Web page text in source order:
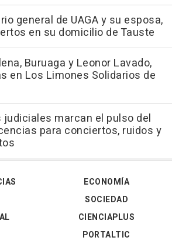
general de UAGA y su esposa,
en su domicilio de Tauste
Buruaga y Leonor Lavado,
en Los Limones Solidarios de
judiciales marcan el pulso del
para conciertos, ruidos y
ECONOMÍA
SOCIEDAD
CIENCIAPLUS
PORTALTIC